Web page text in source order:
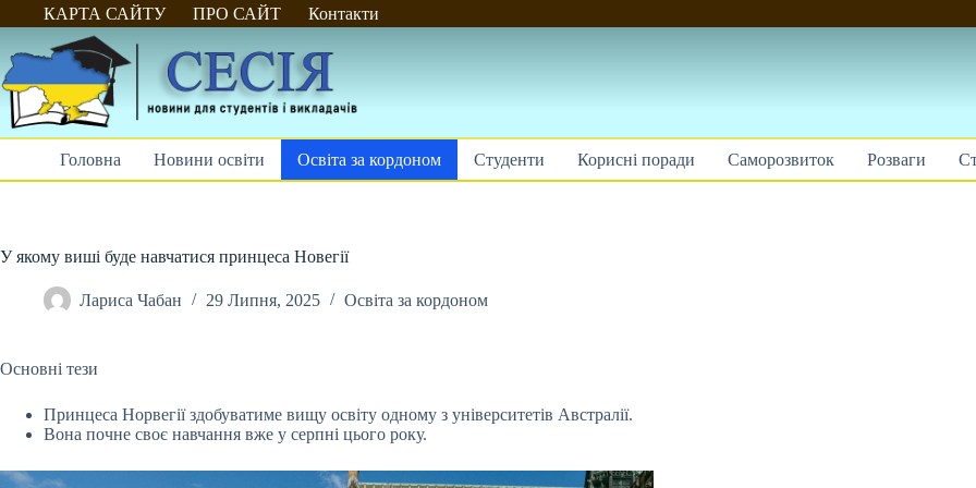
Перейти
до
КАРТА САЙТУ ПРО САЙТ Контакти
Головна Новини освіти Освіта за кордоном Студенти Корисні поради Саморозвиток Розваги
У якому виші буде навчатися принцеса Новегії
Лариса Чабан 29 Липня, 2025 Освіта за кордоном
Основні тези
Принцеса Норвегії здобуватиме вищу освіту одному з університетів Австралії.
Вона почне своє навчання вже у серпні цього року.